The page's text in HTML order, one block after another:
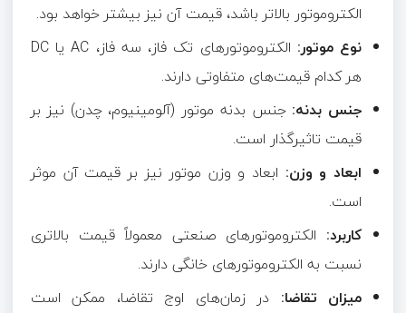
الکتروموتور بالاتر باشد، قیمت آن نیز بیشتر خواهد بود.
نوع موتور: الکتروموتورهای تک فاز، سه فاز، AC یا
DC
هر کدام قیمت‌های متفاوتی دارند.
جنس بدنه: جنس بدنه موتور (آلومینیوم، چدن) نیز بر
قیمت تاثیرگذار است.
ابعاد و وزن: ابعاد و وزن موتور نیز بر قیمت آن موثر
است.
کاربرد: الکتروموتورهای صنعتی معمولاً قیمت بالاتری
نسبت به الکتروموتورهای خانگی دارند.
میزان تقاضا: در زمان‌های اوج تقاضا، ممکن است